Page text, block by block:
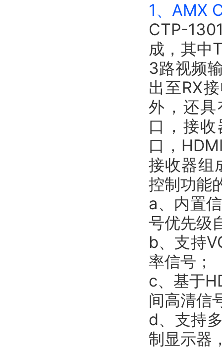
1、AMX
CTP-
成，其中
3路视频
出至RX
外，还
口，接
口，
接收器组
控制功能
a、内置
号优先级
b、支持
率信号；
c、基于
间高清信
d、支持
制显示器